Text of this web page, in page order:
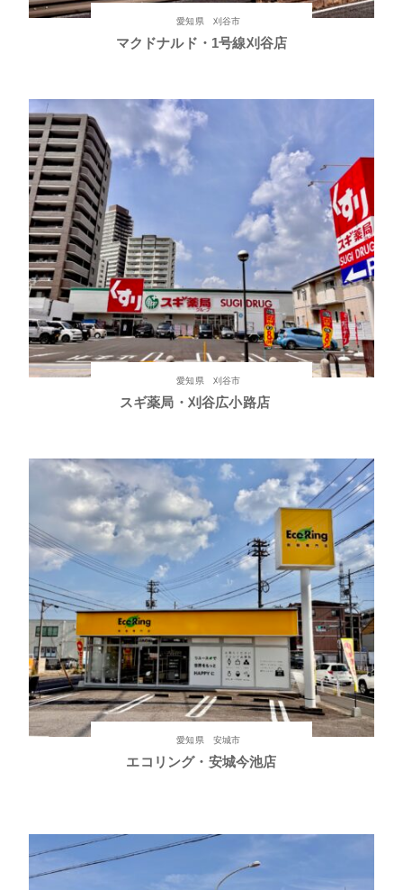
愛知県 刈谷市
マクドナルド・1号線刈谷店
愛知県 刈谷市
スギ薬局・刈谷広小路店
愛知県 安城市
エコリング・安城今池店